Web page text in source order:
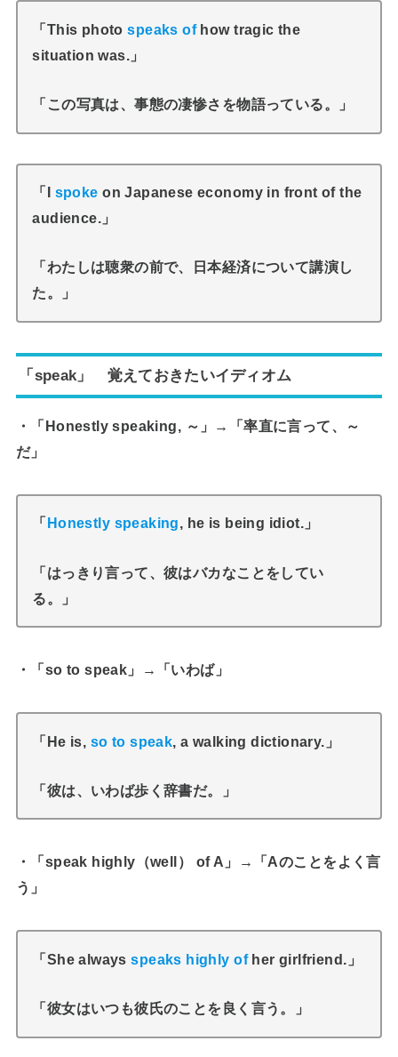
「This photospeaks ofhow tragic the
situation was.」
「この写真は、事態の凄惨さを物語っている。」
「I spoke on Japanese economy in front of the
audience.」
「わたしは聴衆の前で、日本経済について講演し
た。」
「speak」 覚えておきたいイディオム
・「Honestly speaking, ～」→「率直に言って、～
だ」
「 Honestly speaking, he is being idiot.」
「はっきり言って、彼はバカなことをしてい
る。」
・「so to speak」→「いわば」
「He is, so to speak , a walking dictionary.」
「彼は、いわば歩く辞書だ。」
・「speak highly（well） of A」→「Aのことをよく言
う」
「She alwaysspeaks highly ofher girlfriend.」
「彼女はいつも彼氏のことを良く言う。」